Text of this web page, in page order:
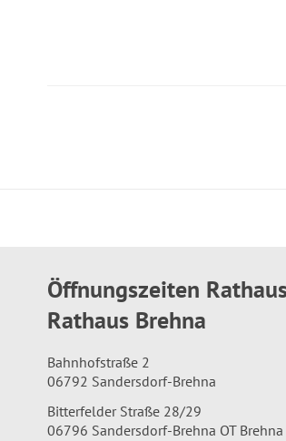
Öffnungszeiten
Rathaus Brehna
Bahnhofstraße 2
06792 Sandersdorf-Brehna
Bitterfelder Straße 28/29
06796 Sandersdorf-Brehna OT Brehna